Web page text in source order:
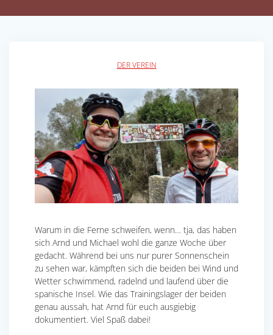
DER VEREIN
Warum in die Ferne schweifen, wenn… tja, das haben
sich Arnd und Michael wohl die ganze Woche über
gedacht. Während bei uns nur purer Sonnenschein
zu sehen war, kämpften sich die beiden bei Wind und
Wetter schwimmend, radelnd und laufend über die
spanische Insel. Wie das Trainingslager der beiden
genau aussah, hat Arnd für euch ausgiebig
dokumentiert. Viel Spaß dabei!